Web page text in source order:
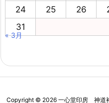
24
25 26
31
« 3月
Copyright © 2026 一心堂印房 神道